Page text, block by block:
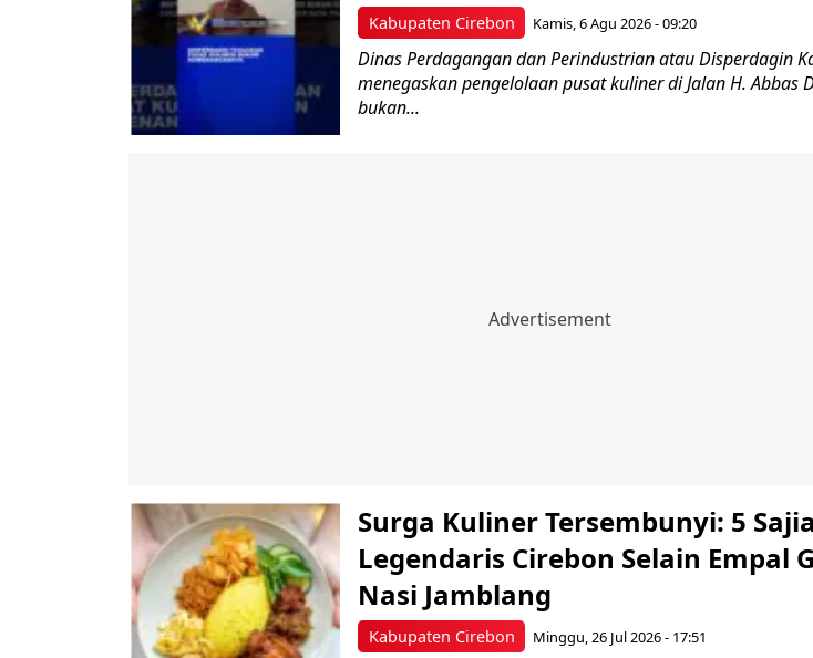
Kabupaten Cirebon Kamis, 6 Agu 2026 - 09:20
Dinas Perdagangan dan Perindustrian atau Disperdagin
menegaskan pengelolaan pusat kuliner di Jalan H. Abbas
bukan...
Kabupaten Cirebon
Surga Kuliner Tersembunyi: 5
Legendaris Cirebon Selain Empal
Nasi Jamblang
Minggu, 26 Jul 2026 - 17:51